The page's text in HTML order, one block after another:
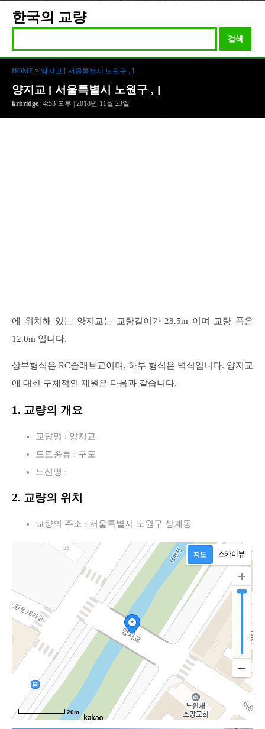
한국의 교량
검색
HOME > 양지교 [ 서울특별시 노원구 , ]
양지교 [ 서울특별시 노원구 , ]
krbridge | 4:53 오후 | 2018년 11월 23일
에 위치해 있는 양지교는 교량길이가 28.5m 이며 교량 폭은
12.0m 입니다.
상부형식은 RC슬래브교이며, 하부 형식은 벽식입니다. 양지교
에 대한 구체적인 제원은 다음과 같습니다.
1. 교량의 개요
교량명 : 양지교
도로종류 : 구도
노선명 :
2. 교량의 위치
교량의 주소 : 서울특별시 노원구 상계동
20m